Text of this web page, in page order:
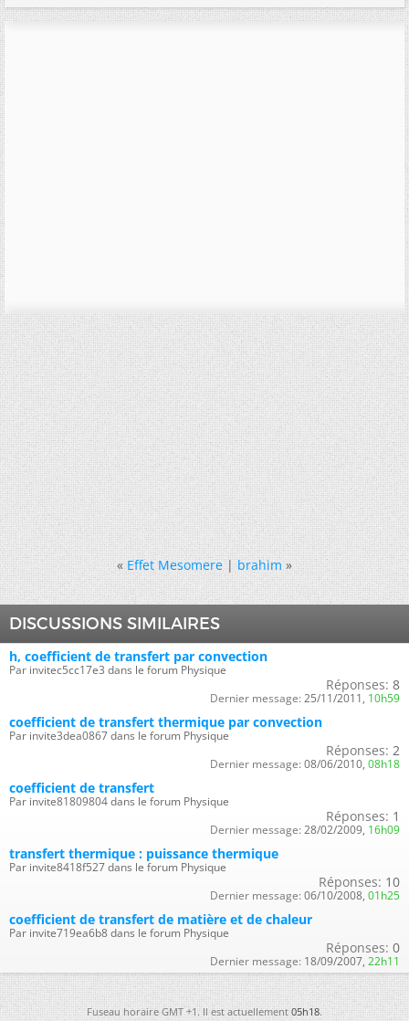
« Effet Mesomere|brahim »
DISCUSSIONS SIMILAIRES
h, coefficient de transfert par convection
Par invitec5cc17e3 dans le forum Physique
Réponses: 8
Dernier message: 25/11/2011, 10h59
coefficient de transfert thermique par convection
Par invite3dea0867 dans le forum Physique
Réponses: 2
Dernier message: 08/06/2010, 08h18
coefficient de transfert
Par invite81809804 dans le forum Physique
Réponses: 1
Dernier message: 28/02/2009, 16h09
transfert thermique : puissance thermique
Par invite8418f527 dans le forum Physique
Réponses: 10
Dernier message: 06/10/2008, 01h25
coefficient de transfert de matière et de chaleur
Par invite719ea6b8 dans le forum Physique
Réponses: 0
Dernier message: 18/09/2007, 22h11
Fuseau horaire GMT +1. Il est actuellement05h18.